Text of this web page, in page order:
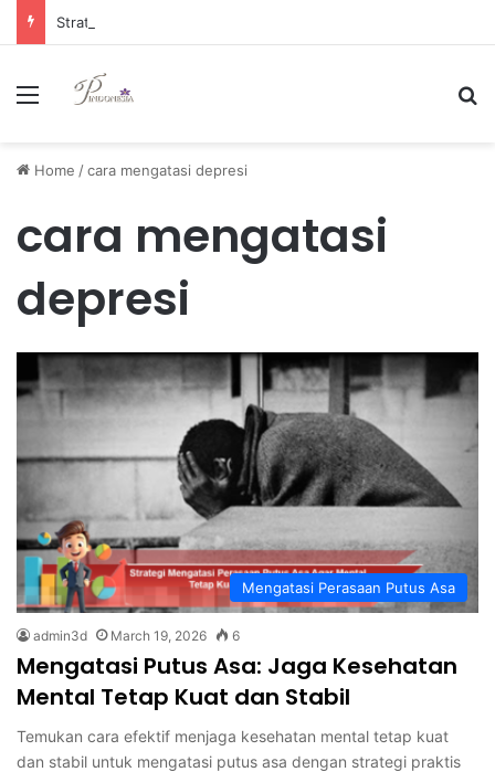
Menu
Home /cara mengatasi depresi
cara mengatasi
depresi
Mengatasi Perasaan Putus Asa
admin3d March 19, 2026 6
Mengatasi Putus Asa: Jaga Kesehatan
Mental Tetap Kuat dan Stabil
Temukan cara efektif menjaga kesehatan mental tetap kuat
dan stabil untuk mengatasi putus asa dengan strategi praktis